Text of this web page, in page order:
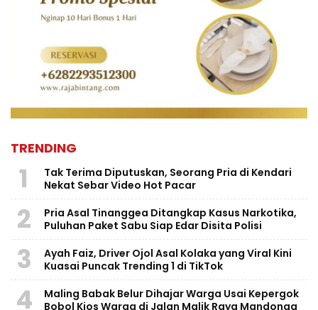
TRENDING
1
Tak Terima Diputuskan, Seorang Pria di Kendari
Nekat Sebar Video Hot Pacar
2
Pria Asal Tinanggea Ditangkap Kasus Narkotika,
Puluhan Paket Sabu Siap Edar Disita Polisi
3
Ayah Faiz, Driver Ojol Asal Kolaka yang Viral Kini
Kuasai Puncak Trending 1 di TikTok
4
Maling Babak Belur Dihajar Warga Usai Kepergok
Bobol Kios Warga di Jalan Malik Raya Mandonga